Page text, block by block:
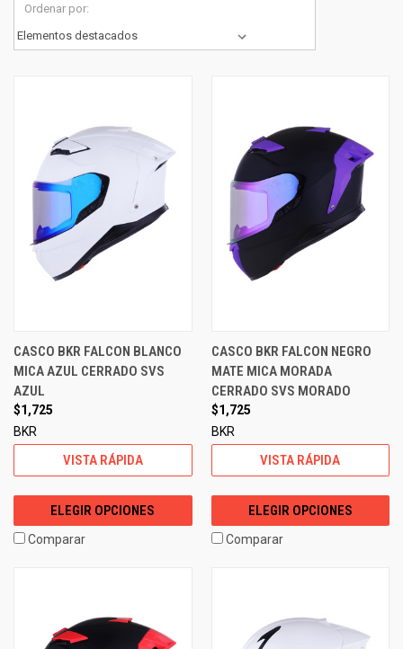
Ordenar por:
CASCO BKR FALCON BLANCO
MICA AZUL CERRADO SVS
AZUL
$1,725
BKR
VISTA RÁPIDA
ELEGIR OPCIONES
Comparar
CASCO BKR FALCON NEGRO
MATE MICA MORADA
CERRADO SVS MORADO
$1,725
BKR
VISTA RÁPIDA
ELEGIR OPCIONES
Comparar